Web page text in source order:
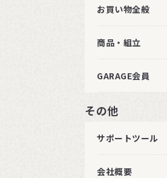
お買い物全般
商品・組立
GARAGE会員
その他
サポートツール
会社概要